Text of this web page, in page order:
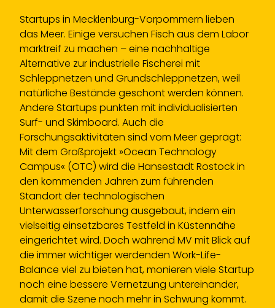
Startups in Mecklenburg-Vorpommern lieben
das Meer. Einige versuchen Fisch aus dem Labor
marktreif zu machen – eine nachhaltige
Alternative zur industrielle Fischerei mit
Schleppnetzen und Grundschleppnetzen, weil
natürliche Bestände geschont werden können.
Andere Startups punkten mit individualisierten
Surf- und Skimboard. Auch die
Forschungsaktivitäten sind vom Meer geprägt:
Mit dem Großprojekt »Ocean Technology
Campus« (OTC) wird die Hansestadt Rostock in
den kommenden Jahren zum führenden
Standort der technologischen
Unterwasserforschung ausgebaut, indem ein
vielseitig einsetzbares Testfeld in Küstennähe
eingerichtet wird. Doch während MV mit Blick auf
die immer wichtiger werdenden Work-Life-
Balance viel zu bieten hat, monieren viele Startup
noch eine bessere Vernetzung untereinander,
damit die Szene noch mehr in Schwung kommt.